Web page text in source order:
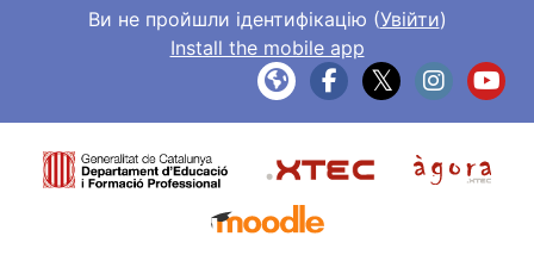
Ви не пройшли ідентифікацію (Увійти)
Install the mobile app